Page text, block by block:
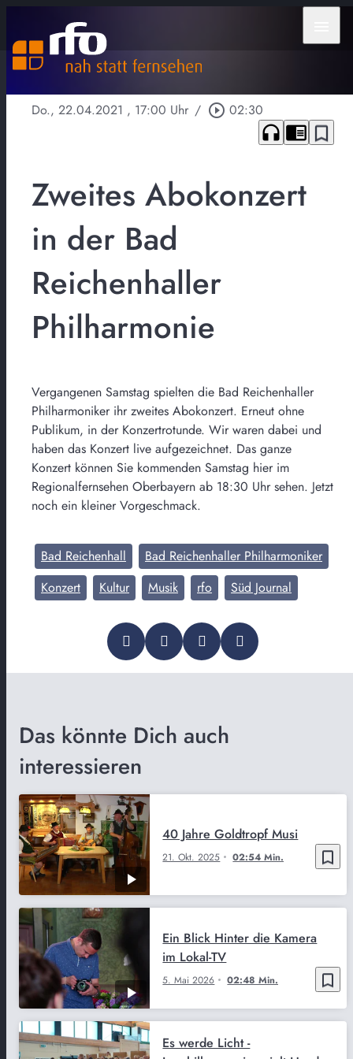
Do., 22.04.2021 , 17:00 Uhr / play_circle_outline 02:30
headphones chrome_reader_mode bookmark_border
Zweites Abokonzert
in der Bad
Reichenhaller
Philharmonie
Vergangenen Samstag spielten die Bad Reichenhaller
Philharmoniker ihr zweites Abokonzert. Erneut ohne
Publikum, in der Konzertrotunde. Wir waren dabei und
haben das Konzert live aufgezeichnet. Das ganze
Konzert können Sie kommenden Samstag hier im
Regionalfernsehen Oberbayern ab 18:30 Uhr sehen. Jetzt
noch ein kleiner Vorgeschmack.
Bad Reichenhall
Bad Reichenhaller Philharmoniker
Konzert
Kultur Musik rfo Süd Journal
Das könnte Dich auch
interessieren
bookmark_border
21. Okt. 2025 02:54 Min.
40 Jahre Goldtropf Musi
bookmark_border
5. Mai 2026 02:48 Min.
Ein Blick Hinter die Kamera
im Lokal-TV
Es werde Licht -